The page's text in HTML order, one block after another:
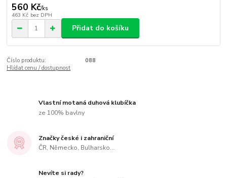
560 Kč/ks
463 Kč bez DPH
Přidat do košíku
Číslo produktu:
088
Hlídat cenu / dostupnost
Vlastní motaná duhová klubíčka
ze 100% bavlny
Značky české i zahraniční
ČR, Německo, Bulharsko...
Nevíte si rady?